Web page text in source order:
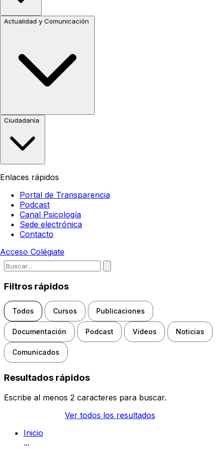
Actualidad y Comunicación
Ciudadanía
Enlaces rápidos
Portal de Transparencia
Podcast
Canal Psicología
Sede electrónica
Contacto
Acceso Colégiate
Escribe para buscar noticias,
Filtros rápidos
Todos Cursos Publicaciones
Documentación Podcast Videos Noticias
Comunicados
Resultados rápidos
Escribe al menos 2 caracteres para buscar.
Ver todos los resultados
Inicio
...